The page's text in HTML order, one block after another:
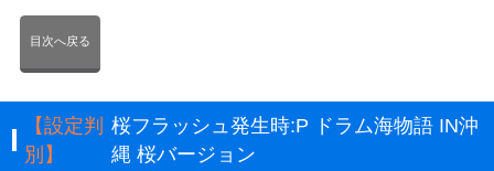
目次へ戻る
【設定判
別】
桜フラッシュ発生時:P ドラム海物語 IN沖
縄 桜バージョン